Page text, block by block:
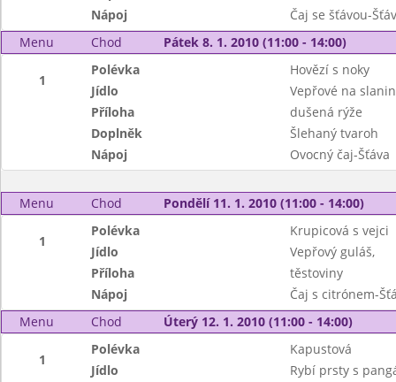
Nápoj
Čaj se šťávou-
Menu
Chod Pátek 8. 1. 2010 (11:00 - 14:00)
1
Polévka
Hovězí s noky
Jídlo
Vepřové na
Příloha
dušená rýže
Doplněk
Šlehaný tvaroh
Nápoj
Ovocný čaj-Šťáva
Menu Chod Pondělí 11. 1. 2010 (11:00 - 14:00)
1
Polévka
Krupicová s vejci
Jídlo
Vepřový guláš,
Příloha
těstoviny
Nápoj
Čaj s citrónem-
Menu
Chod Úterý 12. 1. 2010 (11:00 - 14:00)
1
Polévka
Kapustová
Jídlo
Rybí prsty s